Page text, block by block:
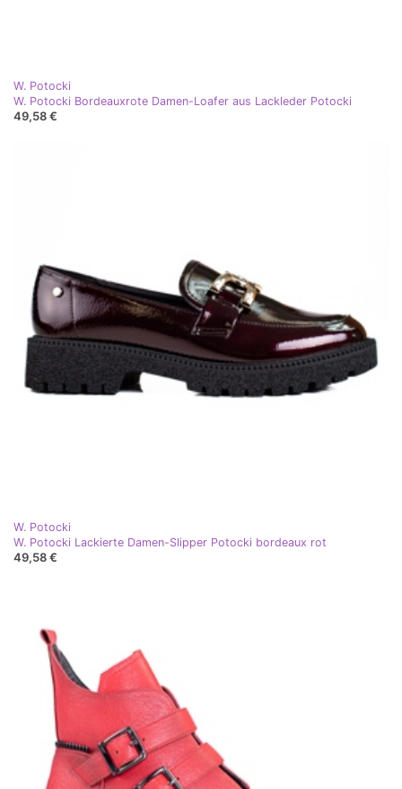
W. Potocki
W. Potocki Bordeauxrote Damen-Loafer aus Lackleder Potocki
49,58 €
W. Potocki
W. Potocki Lackierte Damen-Slipper Potocki bordeaux rot
49,58 €